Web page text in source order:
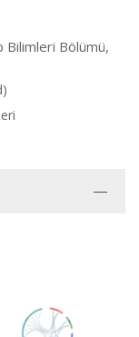
Bilimleri Bölümü,